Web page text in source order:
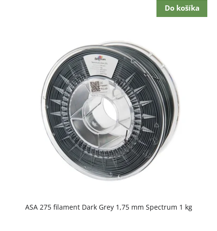
Do košíka
ASA 275 filament Dark Grey 1,75 mm Spectrum 1 kg
hodnotenie